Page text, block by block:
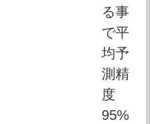
る事
で平
均予
測精
度
95%